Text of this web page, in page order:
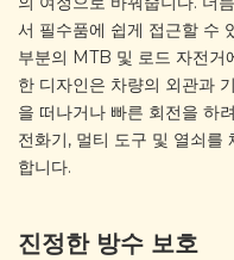
서 필수품에 쉽게 접근할 수
부분의 MTB 및 로드 자전거
한 디자인은 차량의 외관과
을 떠나거나 빠른 회전을 하
전화기, 멀티 도구 및 열쇠를
합니다.
진정한 방수 보호